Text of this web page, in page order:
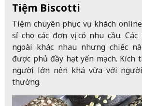
Tiệm Biscotti
Tiệm chuyên phục vụ khách
sỉ cho các đơn vị có nhu cầu.
ngoài khác nhau nhưng chiếc
được phủ đầy hạt yến mạch. Kích
người lớn nên khá vừa với
thường.